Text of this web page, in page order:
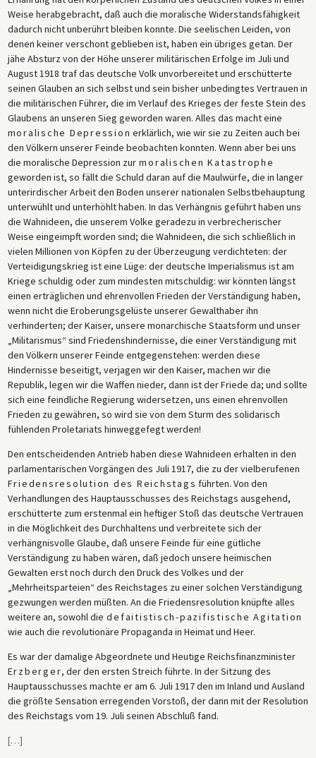
Desinformation, Manipulation und einen Zusammenbruch der nationalen
Moral zurückzuführen sei. Die Verantwortung dafür wies er den
„Mehrheitsparteien“ zu – der gemäßigten Fraktion der
Sozialdemokratischen Partei, der linksliberalen Progressiven
Volkspartei und der katholischen Zentrumspartei –, die in den letzten
beiden Kriegsjahren den Reichstag kontrollierten. Helfferich räumte
zwar ein, dass der Krieg der deutschen Bevölkerung im Laufe von vier
Jahren einen hohen Tribut abverlangt hatte, stellte das Land aber
dennoch realitätsfern so dar, als stünde es im Spätsommer 1918 kurz
vor dem militärischen Sieg, bevor die Mehrheitsparteien die
revolutionären Unruhen geschürt hätten, die nur wenige Monate später
zur plötzlichen Kapitulation des Landes geführt hätten. In einer
besonders bösartigen Passage sprach Helfferich von „Maulwürfen“, die
im Untergrund arbeiteten, um das deutsche Selbstwertgefühl zu
untergraben und auszuhöhlen. Dies war ein bemerkenswert deutlicher
Ausdruck der aufkommenden „Dolchstoßlegende“, die behauptete,
Verräter an der deutschen Heimatfront hätten die Niederlage des
Landes verursacht. Helfferichs Text ließ keinen Zweifel daran, wer
seiner Meinung nach diese Verräter waren: Sozialisten, Liberale,
Demokraten und – einzeln namentlich genannt – Matthias Erzberger.
Weise herabgebracht, daß auch die moralische Widerstandsfähigkeit
dadurch nicht unberührt bleiben konnte. Die seelischen Leiden, von
denen keiner verschont geblieben ist, haben ein übriges getan. Der
jähe Absturz von der Höhe unserer militärischen Erfolge im Juli und
August 1918 traf das deutsche Volk unvorbereitet und erschütterte
seinen Glauben an sich selbst und sein bisher unbedingtes Vertrauen in
die militärischen Führer, die im Verlauf des Krieges der feste Stein des
Glaubens an unseren Sieg geworden waren. Alles das macht eine
moralische Depression erklärlich, wie wir sie zu Zeiten auch bei
den Völkern unserer Feinde beobachten konnten. Wenn aber bei uns
die moralische Depression zur moralischen Katastrophe
geworden ist, so fällt die Schuld daran auf die Maulwürfe, die in langer
unterirdischer Arbeit den Boden unserer nationalen Selbstbehauptung
unterwühlt und unterhöhlt haben. In das Verhängnis geführt haben uns
die Wahnideen, die unserem Volke geradezu in verbrecherischer
Weise eingeimpft worden sind; die Wahnideen, die sich schließlich in
vielen Millionen von Köpfen zu der Überzeugung verdichteten: der
Verteidigungskrieg ist eine Lüge: der deutsche Imperialismus ist am
Kriege schuldig oder zum mindesten mitschuldig: wir könnten längst
einen erträglichen und ehrenvollen Frieden der Verständigung haben,
wenn nicht die Eroberungsgelüste unserer Gewalthaber ihn
verhinderten; der Kaiser, unsere monarchische Staatsform und unser
„Militarismus“ sind Friedenshindernisse, die einer Verständigung mit
den Völkern unserer Feinde entgegenstehen: werden diese
Hindernisse beseitigt, verjagen wir den Kaiser, machen wir die
Republik, legen wir die Waffen nieder, dann ist der Friede da; und sollte
sich eine feindliche Regierung widersetzen, uns einen ehrenvollen
Frieden zu gewähren, so wird sie von dem Sturm des solidarisch
fühlenden Proletariats hinweggefegt werden!
Den entscheidenden Antrieb haben diese Wahnideen erhalten in den
parlamentarischen Vorgängen des Juli 1917, die zu der vielberufenen
Friedensresolution des Reichstags führten. Von den
Verhandlungen des Hauptausschusses des Reichstags ausgehend,
erschütterte zum erstenmal ein heftiger Stoß das deutsche Vertrauen
in die Möglichkeit des Durchhaltens und verbreitete sich der
verhängnisvolle Glaube, daß unsere Feinde für eine gütliche
Verständigung zu haben wären, daß jedoch unsere heimischen
Gewalten erst noch durch den Druck des Volkes und der
„Mehrheitsparteien“ des Reichstages zu einer solchen Verständigung
gezwungen werden müßten. An die Friedensresolution knüpfte alles
weitere an, sowohl die defaitistisch-pazifistische Agitation
wie auch die revolutionäre Propaganda in Heimat und Heer.
Es war der damalige Abgeordnete und Heutige Reichsfinanzminister
Erzberger, der den ersten Streich führte. In der Sitzung des
Hauptausschusses machte er am 6. Juli 1917 den im Inland und Ausland
die größte Sensation erregenden Vorstoß, der dann mit der Resolution
des Reichstags vom 19. Juli seinen Abschluß fand.
[…]